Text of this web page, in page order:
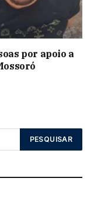
por apoio a